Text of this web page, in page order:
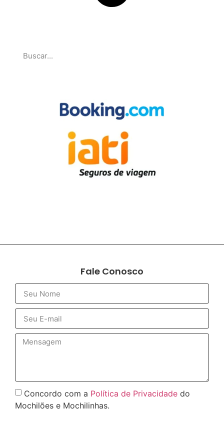
Fale Conosco
Concordo com a Política de Privacidade do
Mochilões e Mochilinhas.